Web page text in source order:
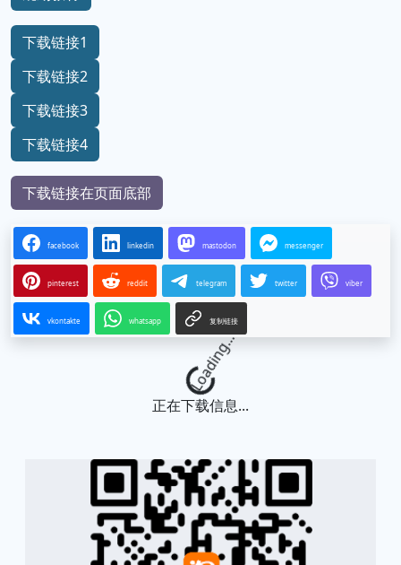
下载链接1
下载链接2
下载链接3
下载链接4
下载链接在页面底部
facebook linkedin mastodon messenger
pinterest reddit telegram twitter viber
vkontakte whatsapp 复制链接
Loading...
正在下载信息...